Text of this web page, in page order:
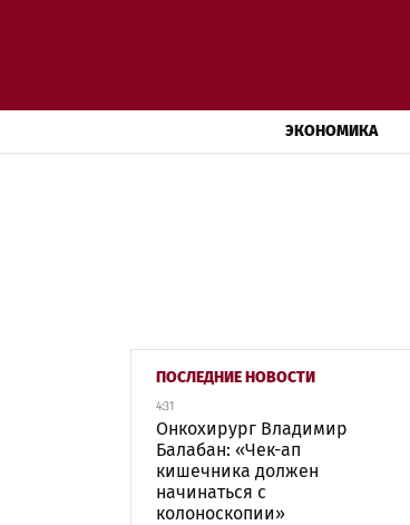
ЭКОНОМИКА
ПОСЛЕДНИЕ НОВОСТИ
4:31
Онкохирург Владимир
Балабан: «Чек-ап
кишечника должен
начинаться с
колоноскопии»